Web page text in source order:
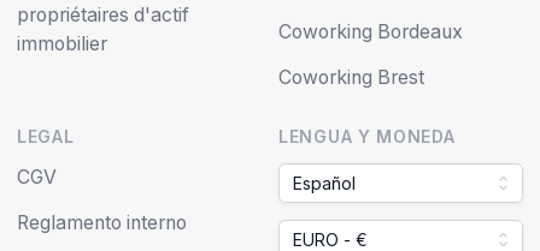
propriétaires d'actif
immobilier
Coworking Bordeaux
Coworking Brest
LEGAL
CGV
Reglamento interno
LENGUA Y MONEDA
Español
EURO - €